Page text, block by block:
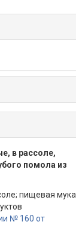
в рассоле,
помола из
пищевая мука
№ 160 от